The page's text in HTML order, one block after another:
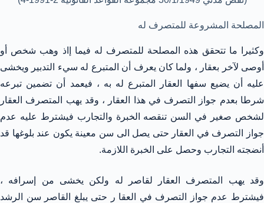
المصلحة المشروعة للمتصرف له
وكثيرا ما تتحقق هذه المصلحة للمتصرف له فيما إاذ وهب شخص أو
أوصى لآخر بعقار ، ولما كان يعرف أن المتبرع له سيء التدبير ويخشى
عليه أن يضيع سفها العقار المتبرع له به ، فيعمد أن تضمين تبرعه
شرطا بعدم جواز التصرف في هذا العقار ، وقد يهب المتصرف العقار
لشخص صغير في السن تنقصه الخبرة والتجارب فيشترط عليه عدم
جواز التصرف في العقار حتى يصل الى سن معينة يكون عند بلوغها قد
أنضجته التجارب وحصل على الخبرة اللازمة.
وقد يهب المتصرف العقار لقاصر له ولكن يخشى من إسرافه ،
فيشترط عدم جواز التصرف في العقا ر حتى يبلغ القاصر سن الرشد